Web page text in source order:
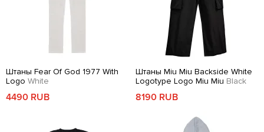
Штаны Fear Of God 1977 With
Logo White
4490 RUB
Штаны Miu Miu Backside White
Logotype Logo Miu Miu Black
8190 RUB